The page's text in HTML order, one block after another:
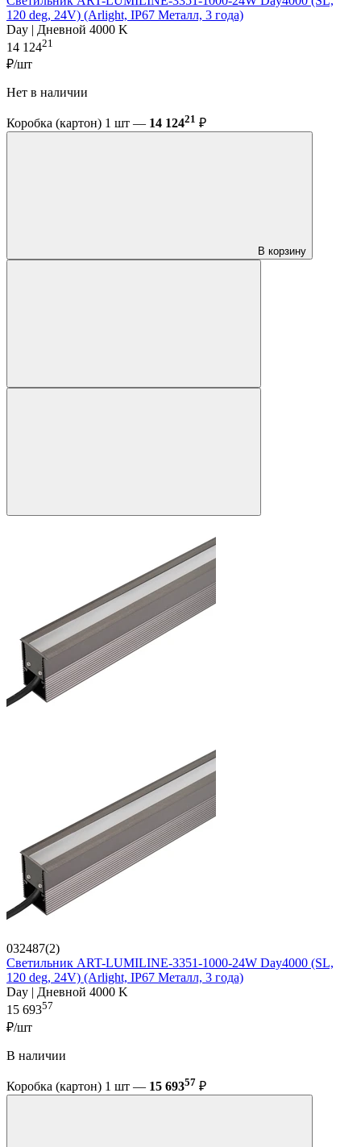
120 deg, 24V) (Arlight, IP67 Металл, 3 года)
Day | Дневной 4000 K
14 12421
₽/шт
Нет в наличии
Коробка (картон) 1 шт — 14 12421 ₽
В корзину
032487(2)
Светильник ART-LUMILINE-3351-1000-24W Day4000 (SL,
120 deg, 24V) (Arlight, IP67 Металл, 3 года)
Day | Дневной 4000 K
15 69357
₽/шт
В наличии
Коробка (картон) 1 шт — 15 69357 ₽